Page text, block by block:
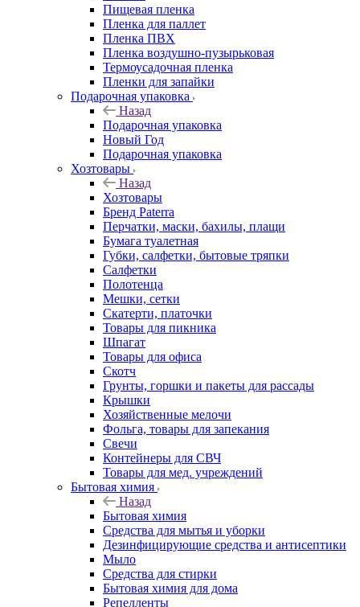
Пищевая пленка
Пленка для паллет
Пленка ПВХ
Пленка воздушно-пузырьковая
Термоусадочная пленка
Пленки для запайки
Подарочная упаковка
Назад
Подарочная упаковка
Новый Год
Подарочная упаковка
Хозтовары
Назад
Хозтовары
Бренд Paterra
Перчатки, маски, бахилы, плащи
Бумага туалетная
Губки, салфетки, бытовые тряпки
Салфетки
Полотенца
Мешки, сетки
Скатерти, платочки
Товары для пикника
Шпагат
Товары для офиса
Скотч
Грунты, горшки и пакеты для рассады
Крышки
Хозяйственные мелочи
Фольга, товары для запекания
Свечи
Контейнеры для СВЧ
Товары для мед. учреждений
Бытовая химия
Назад
Бытовая химия
Средства для мытья и уборки
Дезинфицирующие средства и антисептики
Мыло
Средства для стирки
Бытовая химия для дома
Репелленты